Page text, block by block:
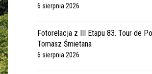
6 sierpnia 2026
Fotorelacja z III Etapu 83. Tour de
Tomasz Śmietana
6 sierpnia 2026